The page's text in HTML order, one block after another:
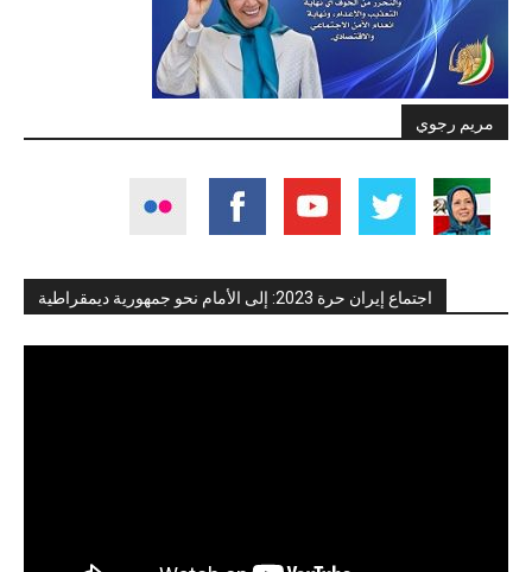
مريم رجوي
اجتماع إيران حرة 2023: إلى الأمام نحو جمهورية ديمقراطية